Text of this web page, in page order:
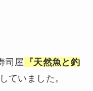
司屋 『天然魚と釣
していました。